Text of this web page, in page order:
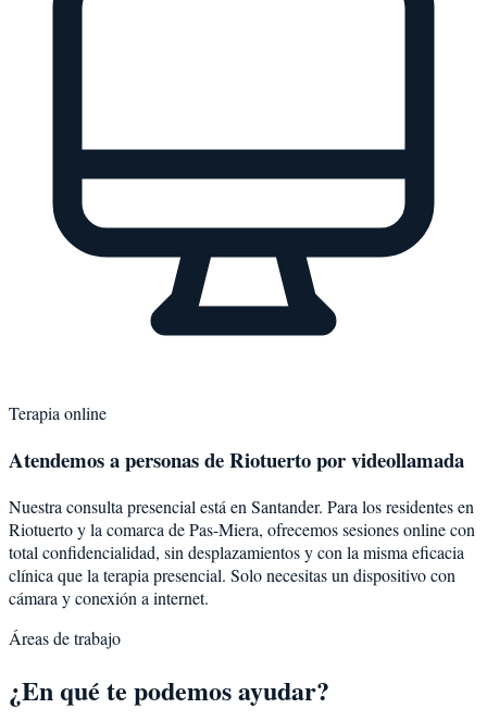
Terapia online
Atendemos a personas deRiotuertopor videollamada
Nuestra consulta presencial está en Santander. Para los residentes en
Riotuertoy la comarca dePas-Miera, ofrecemos sesiones online con
total confidencialidad, sin desplazamientos y con la misma eficacia
clínica que la terapia presencial. Solo necesitas un dispositivo con
cámara y conexión a internet.
Áreas de trabajo
¿En qué te podemos ayudar?